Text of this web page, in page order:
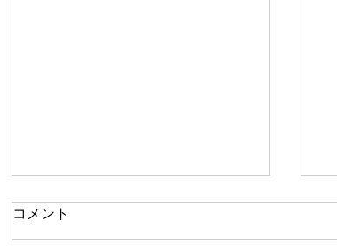
コメント